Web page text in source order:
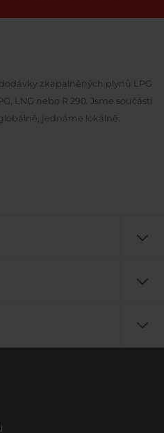
zkapalněných plynů LPG
LNG nebo R 290. Jsme součástí
jednáme lokálně.